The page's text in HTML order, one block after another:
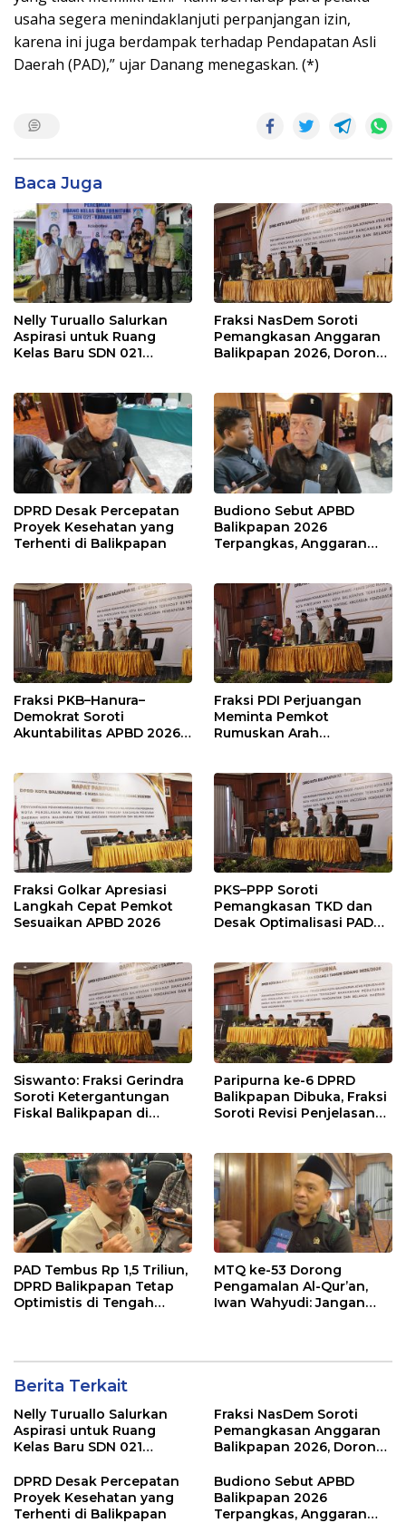
usaha segera menindaklanjuti perpanjangan izin,
karena ini juga berdampak terhadap Pendapatan Asli
Daerah (PAD),” ujar Danang menegaskan. (*)
Baca Juga
Nelly Turuallo Salurkan
Aspirasi untuk Ruang
Kelas Baru SDN 021
Fraksi NasDem Soroti
Pemangkasan Anggaran
Balikpapan 2026, Dorong
DPRD Desak Percepatan
Proyek Kesehatan yang
Terhenti di Balikpapan
Budiono Sebut APBD
Balikpapan 2026
Terpangkas, Anggaran
Fraksi PKB–Hanura–
Demokrat Soroti
Akuntabilitas APBD 2026
Modal
Fraksi PDI Perjuangan
Meminta Pemkot
Rumuskan Arah
Penyangga IKN
Fraksi Golkar Apresiasi
Langkah Cepat Pemkot
Sesuaikan APBD 2026
PKS–PPP Soroti
Pemangkasan TKD dan
Desak Optimalisasi PAD
Siswanto: Fraksi Gerindra
Soroti Ketergantungan
Fiskal Balikpapan di
Paripurna ke-6 DPRD
Balikpapan Dibuka, Fraksi
Soroti Revisi Penjelasan
PAD Tembus Rp 1,5 Triliun,
DPRD Balikpapan Tetap
Optimistis di Tengah
MTQ ke-53 Dorong
Pengamalan Al-Qur’an,
Iwan Wahyudi: Jangan
Berita Terkait
Nelly Turuallo Salurkan
Aspirasi untuk Ruang
Kelas Baru SDN 021
Fraksi NasDem Soroti
Pemangkasan Anggaran
Balikpapan 2026, Dorong
Publik
DPRD Desak Percepatan
Proyek Kesehatan yang
Terhenti di Balikpapan
Budiono Sebut APBD
Balikpapan 2026
Terpangkas, Anggaran